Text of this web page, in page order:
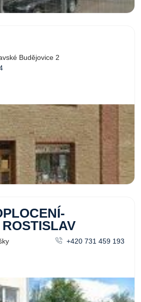
Budějovice 2
+420 731 459 193